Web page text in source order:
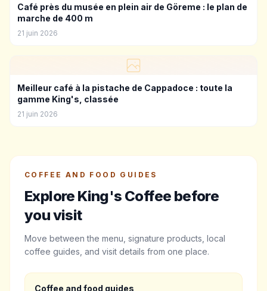
Café près du musée en plein air de Göreme : le plan de
marche de 400 m
21 juin 2026
Meilleur café à la pistache de Cappadoce : toute la
gamme King's, classée
21 juin 2026
COFFEE AND FOOD GUIDES
Explore King's Coffee before
you visit
Move between the menu, signature products, local
coffee guides, and visit details from one place.
Coffee and food guides